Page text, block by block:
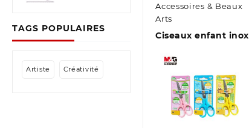
TAGS POPULAIRES
Artiste Créativité
Accessoires & Beaux
Arts
Ciseaux enfant inox
Aperçu